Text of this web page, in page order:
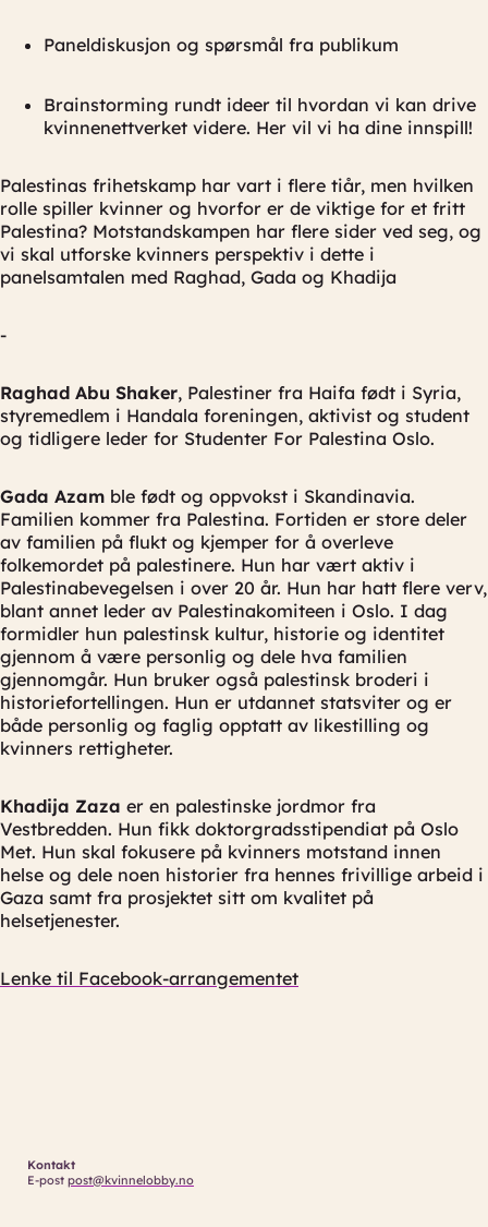
Paneldiskusjon og spørsmål fra publikum
Brainstorming rundt ideer til hvordan vi kan drive
kvinnenettverket videre. Her vil vi ha dine innspill!
Palestinas frihetskamp har vart i flere tiår, men hvilken
rolle spiller kvinner og hvorfor er de viktige for et fritt
Palestina? Motstandskampen har flere sider ved seg, og
vi skal utforske kvinners perspektiv i dette i
panelsamtalen med Raghad, Gada og Khadija
-
Raghad Abu Shaker, Palestiner fra Haifa født i Syria,
styremedlem i Handala foreningen, aktivist og student
og tidligere leder for Studenter For Palestina Oslo.
Gada Azam ble født og oppvokst i Skandinavia.
Familien kommer fra Palestina. Fortiden er store deler
av familien på flukt og kjemper for å overleve
folkemordet på palestinere. Hun har vært aktiv i
Palestinabevegelsen i over 20 år. Hun har hatt flere verv,
blant annet leder av Palestinakomiteen i Oslo. I dag
formidler hun palestinsk kultur, historie og identitet
gjennom å være personlig og dele hva familien
gjennomgår. Hun bruker også palestinsk broderi i
historiefortellingen. Hun er utdannet statsviter og er
både personlig og faglig opptatt av likestilling og
kvinners rettigheter.
Khadija Zaza er en palestinske jordmor fra
Vestbredden. Hun fikk doktorgradsstipendiat på Oslo
Met. Hun skal fokusere på kvinners motstand innen
helse og dele noen historier fra hennes frivillige arbeid i
Gaza samt fra prosjektet sitt om kvalitet på
helsetjenester.
Lenke til Facebook-arrangementet
Kontakt
E-post post@kvinnelobby.no